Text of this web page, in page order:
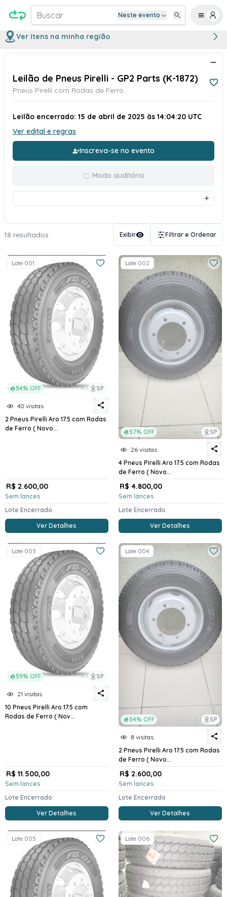
Buscar Neste evento
Ver itens na minha região
Leilão de Pneus Pirelli - GP2 Parts (K-1872)
Pneus Pirelli com Rodas de Ferro
Leilão encerrado: 15 de abril de 2025 às 14:04:20 UTC
Ver edital e regras
Inscreva-se no evento
Modo auditório
18 resultados Exibir Filtrar e Ordenar
54% OFF SP
Lote 001
40 visitas
2 Pneus Pirelli Aro 17.5 com Rodas
de Ferro ( Novo...
R$ 2.600,00
Sem lances
Lote Encerrado
Ver Detalhes
57% OFF SP
Lote 002
26 visitas
4 Pneus Pirelli Aro 17.5 com Rodas
de Ferro ( Novo...
R$ 4.800,00
Sem lances
Lote Encerrado
Ver Detalhes
59% OFF SP
Lote 003
21 visitas
10 Pneus Pirelli Aro 17.5 com
Rodas de Ferro ( Nov...
R$ 11.500,00
Sem lances
Lote Encerrado
Ver Detalhes
54% OFF SP
Lote 004
8 visitas
2 Pneus Pirelli Aro 17.5 com Rodas
de Ferro ( Novo...
R$ 2.600,00
Sem lances
Lote Encerrado
Ver Detalhes
Lote 005 Lote 006